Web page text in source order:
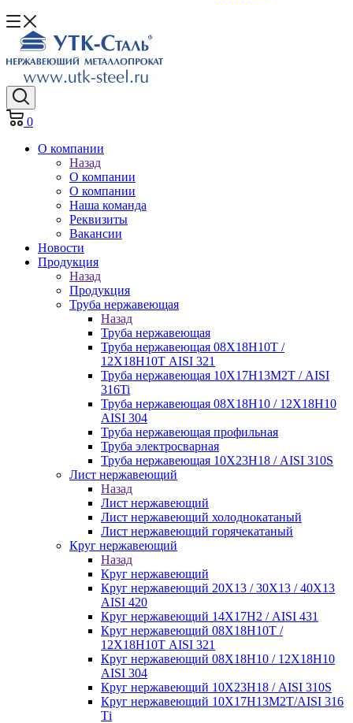
0
О компании
Назад
О компании
О компании
Наша команда
Реквизиты
Вакансии
Новости
Продукция
Назад
Продукция
Труба нержавеющая
Назад
Труба нержавеющая
Труба нержавеющая 08Х18Н10Т /
12Х18Н10Т AISI 321
Труба нержавеющая 10Х17Н13М2Т / AISI
316Ti
Труба нержавеющая 08Х18Н10 / 12Х18Н10
AISI 304
Труба нержавеющая профильная
Труба электросварная
Труба нержавеющая 10Х23Н18 / AISI 310S
Лист нержавеющий
Назад
Лист нержавеющий
Лист нержавеющий холоднокатаный
Лист нержавеющий горячекатаный
Круг нержавеющий
Назад
Круг нержавеющий
Круг нержавеющий 20Х13 / 30Х13 / 40Х13
AISI 420
Круг нержавеющий 14Х17Н2 / AISI 431
Круг нержавеющий 08Х18Н10Т /
12Х18Н10Т AISI 321
Круг нержавеющий 08Х18Н10 / 12Х18Н10
AISI 304
Круг нержавеющий 10Х23Н18 / AISI 310S
Круг нержавеющий 10Х17Н13М2Т/AISI 316
Тi